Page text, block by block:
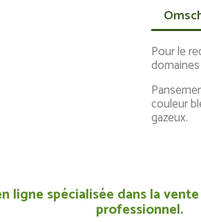
Pour le
couleur
gazeux.
ligne spécialisée dans la
professionnel.